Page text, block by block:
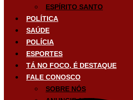
ESPÍRITO SANTO
POLÍTICA
SAÚDE
POLÍCIA
ESPORTES
TÁ NO FOCO, É DESTAQUE
FALE CONOSCO
SOBRE NÓS